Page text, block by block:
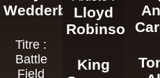
Wedderburn
Titre :
Battle
Field
Lloyd
Robinson
King